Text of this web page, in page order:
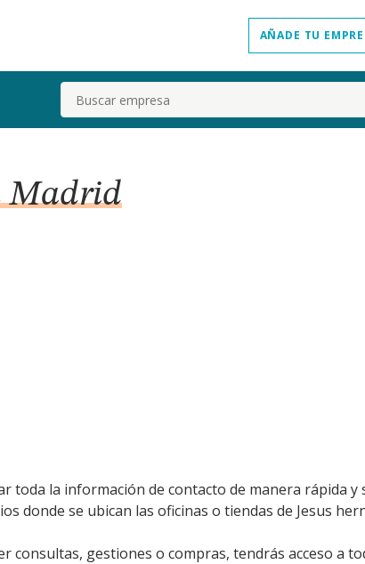
AÑADE TU
Buscar
Madrid
toda la información de contacto de manera rápida y
donde se ubican las oficinas o tiendas de Jesus
consultas, gestiones o compras, tendrás acceso a